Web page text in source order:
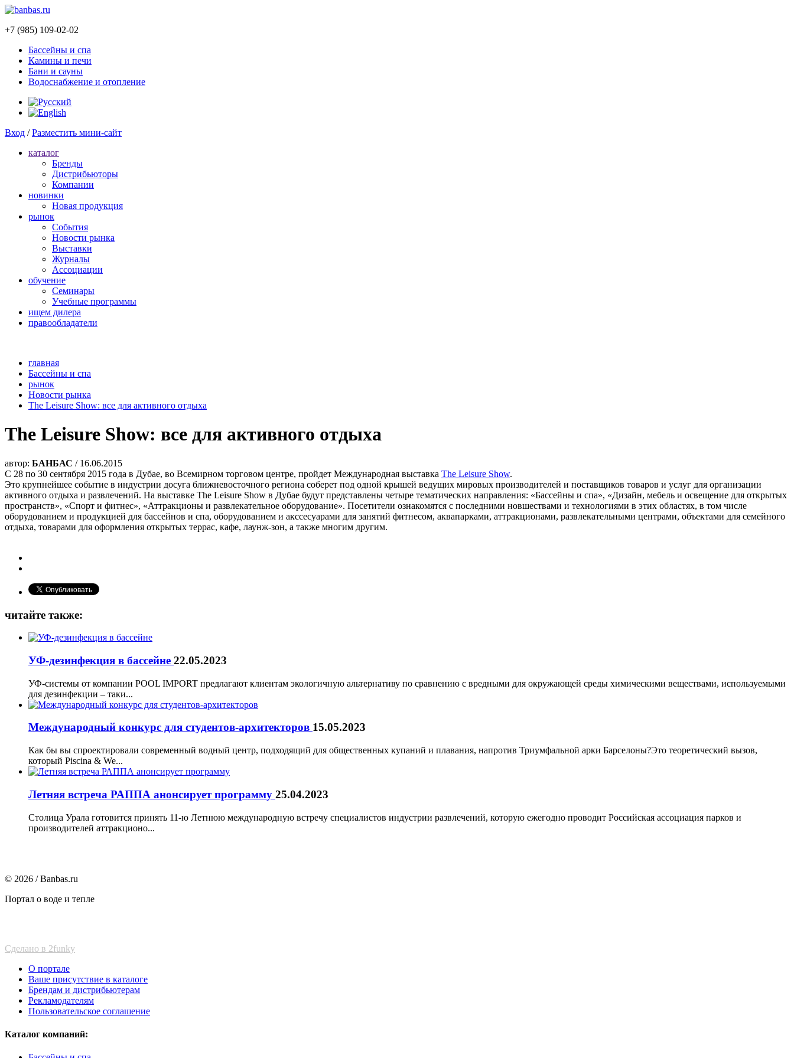
+7 (985) 109-02-02
Бассейны и спа
Камины и печи
Бани и сауны
Водоснабжение и отопление
Вход /Разместить мини-сайт
каталог
Бренды
Дистрибьюторы
Компании
новинки
Новая продукция
рынок
Cобытия
Новости рынка
Выставки
Журналы
Ассоциации
обучение
Семинары
Учебные программы
ищем дилера
правообладатели
главная
Бассейны и спа
рынок
Новости рынка
The Leisure Show: все для активного отдыха
The Leisure Show: все для активного отдыха
автор: БАНБАС / 16.06.2015
С 28 по 30 сентября 2015 года в Дубае, во Всемирном торговом центре, пройдет Международная выставка The Leisure Show.
Это крупнейшее событие в индустрии досуга ближневосточного региона соберет под одной крышей ведущих мировых производителей и поставщиков товаров и услуг для организации
активного отдыха и развлечений. На выставке The Leisure Show в Дубае будут представлены четыре тематических направления: «Бассейны и спа», «Дизайн, мебель и освещение для открытых
пространств», «Спорт и фитнес», «Аттракционы и развлекательное оборудование». Посетители ознакомятся с последними новшествами и технологиями в этих областях, в том числе
оборудованием и продукцией для бассейнов и спа, оборудованием и акссесуарами для занятий фитнесом, аквапарками, аттракционами, развлекательными центрами, объектами для семейного
отдыха, товарами для оформления открытых террас, кафе, лаунж-зон, а также многим другим.
читайте также:
УФ-дезинфекция в бассейне 22.05.2023
УФ-системы от компании POOL IMPORT предлагают клиентам экологичную альтернативу по сравнению с вредными для окружающей среды химическими веществами, используемыми
для дезинфекции – таки...
Международный конкурс для студентов-архитекторов 15.05.2023
Как бы вы спроектировали современный водный центр, подходящий для общественных купаний и плавания, напротив Триумфальной арки Барселоны?Это теоретический вызов,
который Piscina & We...
Летняя встреча РАППА анонсирует программу 25.04.2023
Столица Урала готовится принять 11-ю Летнюю международную встречу специалистов индустрии развлечений, которую ежегодно проводит Российская ассоциация парков и
производителей аттракционо...
© 2026 / Banbas.ru
Портал о воде и тепле
Сделано в 2funky
О портале
Ваше присутствие в каталоге
Брендам и дистрибьютерам
Рекламодателям
Пользовательское соглашение
Каталог компаний: